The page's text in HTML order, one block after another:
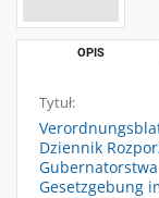
OPIS
Tytuł:
Dziennik
Gesetzgebung